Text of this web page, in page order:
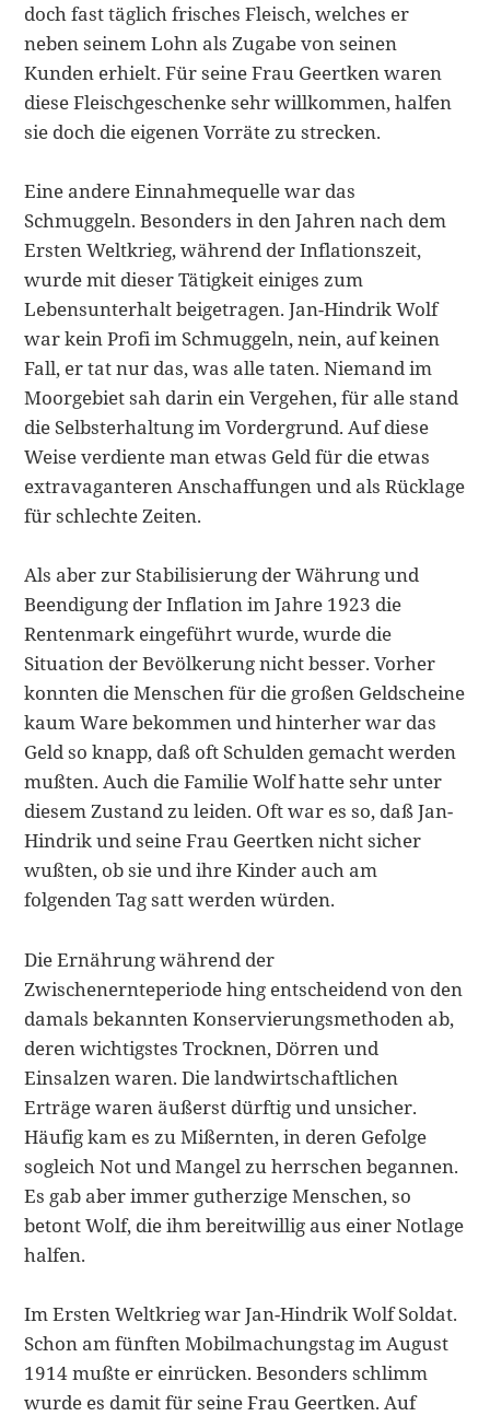
doch fast täglich frisches Fleisch, welches er
neben seinem Lohn als Zugabe von seinen
Kunden erhielt. Für seine Frau Geertken waren
diese Fleischgeschenke sehr willkommen, halfen
sie doch die eigenen Vorräte zu strecken.
Eine andere Einnahmequelle war das
Schmuggeln. Besonders in den Jah­ren nach dem
Ersten Weltkrieg, während der Inflationszeit,
wurde mit dieser Tätigkeit einiges zum
Lebensunterhalt beigetragen. Jan-Hindrik Wolf
war kein Profi im Schmuggeln, nein, auf keinen
Fall, er tat nur das, was alle taten. Niemand im
Moorgebiet sah darin ein Vergehen, für alle stand
die Selbster­haltung im Vordergrund. Auf diese
Weise verdiente man etwas Geld für die etwas
extravaganteren Anschaffungen und als Rücklage
für schlechte Zeiten.
Als aber zur Stabilisierung der Währung und
Beendigung der Inflation im Jahre 1923 die
Rentenmark eingeführt wurde, wurde die
Situation der Bevöl­kerung nicht besser. Vorher
konnten die Menschen für die großen Geld­scheine
kaum Ware bekommen und hinterher war das
Geld so knapp, daß oft Schulden gemacht werden
mußten. Auch die Familie Wolf hatte sehr un­ter
diesem Zustand zu leiden. Oft war es so, daß Jan-
Hindrik und seine Frau Geertken nicht sicher
wußten, ob sie und ihre Kinder auch am
folgenden Tag satt werden würden.
Die Ernährung während der
Zwischenernteperiode hing entscheidend von den
damals bekannten Konservierungsmethoden ab,
deren wichtigstes Trocknen, Dörren und
Einsalzen waren. Die landwirtschaftlichen
Erträge wa­ren äußerst dürftig und unsicher.
Häufig kam es zu Mißernten, in deren Ge­folge
sogleich Not und Mangel zu herrschen begannen.
Es gab aber immer gutherzige Menschen, so
betont Wolf, die ihm bereitwillig aus einer Notlage
halfen.
Im Ersten Weltkrieg war Jan-Hindrik Wolf Soldat.
Schon am fünften Mo­bilmachungstag im August
1914 mußte er einrücken. Besonders schlimm
wurde es damit für seine Frau Geertken. Auf